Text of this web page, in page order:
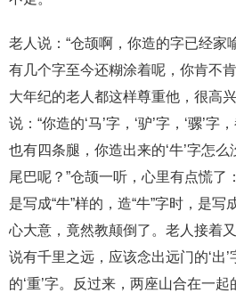
老人说：“仓颉啊，你造的字已经家
有几个字至今还糊涂着呢，你肯不
大年纪的老人都这样尊重他，很高
说：“你造的‘马’字，‘驴’字，‘骡’
也有四条腿，你造出来的‘牛’字怎
尾巴呢？”仓颉一听，心里有点慌了
是写成“牛”样的，造“牛”字时，是写
心大意，竟然教颠倒了。老人接着又
说有千里之远，应该念出远门的‘出
的‘重’字。反过来，两座山合在一起